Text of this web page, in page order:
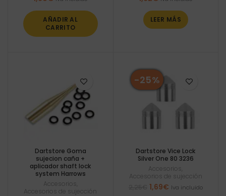
AÑADIR AL
CARRITO
LEER MÁS
Dartstore Goma
sujecion caña +
aplicador shaft lock
system Harrows
Accesorios
Accesorios de sujección
-25%
Dartstore Vice Lock
Silver One 80 3236
Accesorios
Accesorios de sujección
El
1,69€ElIva incluido